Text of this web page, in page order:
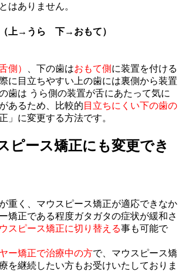
はありません。
上→うら 下→おもて）
側） 、下の歯はおもて側 に装置を付ける
に目立ちやすい上の歯には裏側から装置
歯は うら側の装置が舌にあたって気に
あるため、比較的 目立ちにくい下の歯の
」に変更する方法です。
ピース矯正にも変更でき
重く、マウスピース矯正が適応できなか
矯正である程度ガタガタの症状が緩和さ
スピース矯正に切り替える事も可能で
ー矯正で治療中の方で、マウスピース矯
を継続したい方もお受けいたしておりま